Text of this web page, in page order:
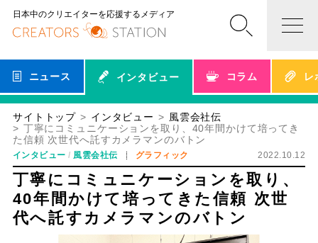
日本中のクリエイターを応援するメディア
ニュース インタビュー コラム レ
サイトトップ インタビュー
風雲会社伝
丁寧にコミュニケーションを取り、40年間かけて培ってき
た信頼 次世代へ託すカメラマンのバトン
インタビュー 風雲会社伝 グラフィック 2022.10.12
丁寧にコミュニケーションを取り、
40年間かけて培ってきた信頼 次世
代へ託すカメラマンのバトン